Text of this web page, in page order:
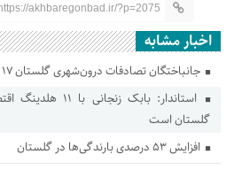
https://akhbaregonbad.ir/?p=2075
اخبار مشابه
جانباختگان تصادفات درون‌شهری گلستان ۱۷ درصد کاهش یافت
استاندار: بابک
گلستان است
افزایش ۵۳ درصدی بارندگی‌ها در گلستان